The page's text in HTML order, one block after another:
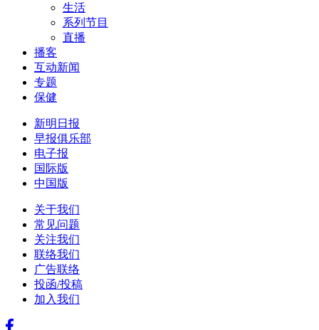
生活
系列节目
直播
播客
互动新闻
专题
保健
新明日报
早报俱乐部
电子报
国际版
中国版
关于我们
常见问题
关注我们
联络我们
广告联络
投函/投稿
加入我们